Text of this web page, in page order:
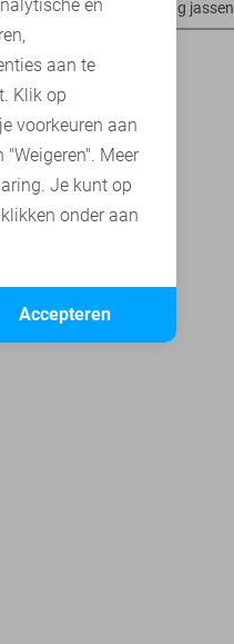
Jacqueline de Yong jassen
en
aan te
Klik op
voorkeuren aan
Meer
Je kunt op
onder aan
Accepteren